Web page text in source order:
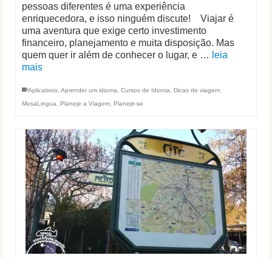
pessoas diferentes é uma experiência
enriquecedora, e isso ninguém discute! Viajar é
uma aventura que exige certo investimento
financeiro, planejamento e muita disposição. Mas
quem quer ir além de conhecer o lugar, e … leia
mais
Aplicativos Aprender um idioma Cursos de Idioma Dicas de viagem
MosaLingua
Planeje a Viagem Planeje-se